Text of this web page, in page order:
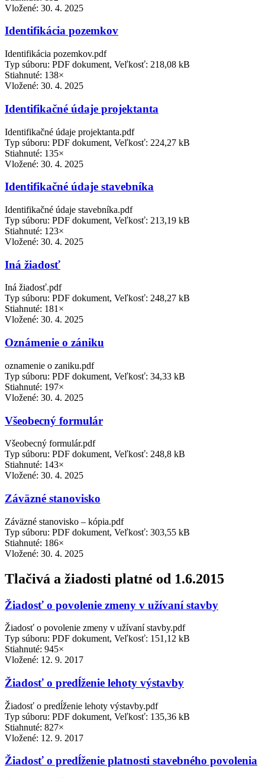
Vložené: 30. 4. 2025
Identifikácia pozemkov
Identifikácia pozemkov.pdf
Typ súboru: PDF dokument, Veľkosť: 218,08 kB
Stiahnuté: 138×
Vložené: 30. 4. 2025
Identifikačné údaje projektanta
Identifikačné údaje projektanta.pdf
Typ súboru: PDF dokument, Veľkosť: 224,27 kB
Stiahnuté: 135×
Vložené: 30. 4. 2025
Identifikačné údaje stavebníka
Identifikačné údaje stavebníka.pdf
Typ súboru: PDF dokument, Veľkosť: 213,19 kB
Stiahnuté: 123×
Vložené: 30. 4. 2025
Iná žiadosť
Iná žiadosť.pdf
Typ súboru: PDF dokument, Veľkosť: 248,27 kB
Stiahnuté: 181×
Vložené: 30. 4. 2025
Oznámenie o zániku
oznamenie o zaniku.pdf
Typ súboru: PDF dokument, Veľkosť: 34,33 kB
Stiahnuté: 197×
Vložené: 30. 4. 2025
Všeobecný formulár
Všeobecný formulár.pdf
Typ súboru: PDF dokument, Veľkosť: 248,8 kB
Stiahnuté: 143×
Vložené: 30. 4. 2025
Záväzné stanovisko
Záväzné stanovisko – kópia.pdf
Typ súboru: PDF dokument, Veľkosť: 303,55 kB
Stiahnuté: 186×
Vložené: 30. 4. 2025
Tlačivá a žiadosti platné od 1.6.2015
Žiadosť o povolenie zmeny v užívaní stavby
Žiadosť o povolenie zmeny v užívaní stavby.pdf
Typ súboru: PDF dokument, Veľkosť: 151,12 kB
Stiahnuté: 945×
Vložené: 12. 9. 2017
Žiadosť o predĺženie lehoty výstavby
Žiadosť o predĺženie lehoty výstavby.pdf
Typ súboru: PDF dokument, Veľkosť: 135,36 kB
Stiahnuté: 827×
Vložené: 12. 9. 2017
Žiadosť o predĺženie platnosti stavebného povolenia